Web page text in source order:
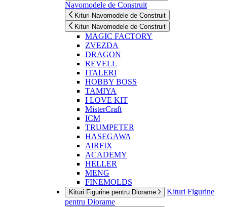
Navomodele de Construit
Kituri Navomodele de Construit
Kituri Navomodele de Construit
MAGIC FACTORY
ZVEZDA
DRAGON
REVELL
ITALERI
HOBBY BOSS
TAMIYA
I LOVE KIT
MisterCraft
ICM
TRUMPETER
HASEGAWA
AIRFIX
ACADEMY
HELLER
MENG
FINEMOLDS
Kituri Figurine pentru Diorame
Kituri Figurine
pentru Diorame